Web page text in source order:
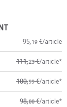
95, 19 €/article
111,23€/article*
100,99€/article*
98,00€/article*